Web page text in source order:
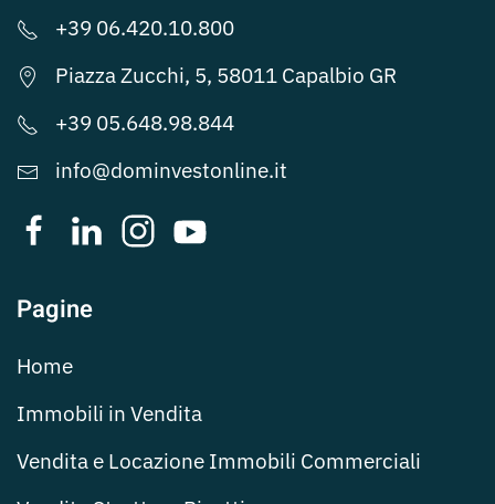
+39 06.420.10.800
Piazza Zucchi, 5, 58011 Capalbio GR
+39 05.648.98.844
info@dominvestonline.it
Pagine
Home
Immobili in Vendita
Vendita e Locazione Immobili Commerciali